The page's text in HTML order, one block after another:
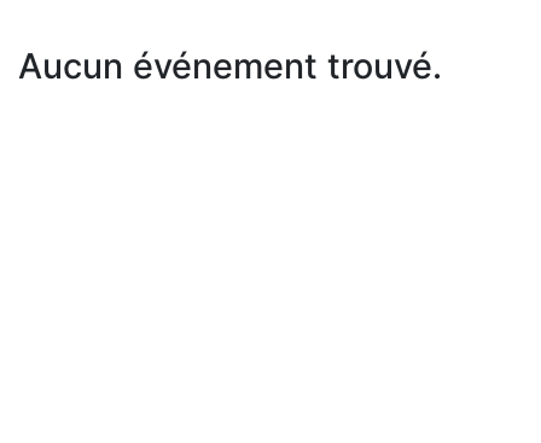
Aucun événement trouvé.